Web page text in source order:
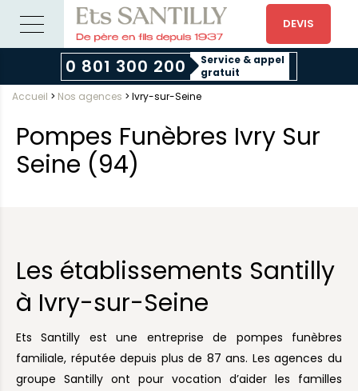
DEVIS
0 801 300 200
Service & appel
gratuit
Accueil > Nos agences > Ivry-sur-Seine
Pompes Funèbres Ivry Sur
Seine (94)
Les établissements Santilly
à Ivry-sur-Seine
Ets Santilly est une entreprise de pompes funèbres
familiale, réputée depuis plus de 87 ans. Les agences du
groupe Santilly ont pour vocation d’aider les familles